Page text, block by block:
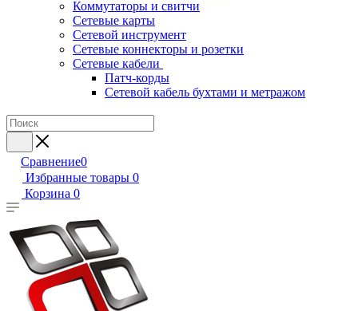
Коммутаторы и свитчи
Сетевые карты
Сетевой инструмент
Сетевые коннекторы и розетки
Сетевые кабели
Патч-корды
Сетевой кабель бухтами и метражом
Сравнение0
Избранные товары 0
Корзина 0